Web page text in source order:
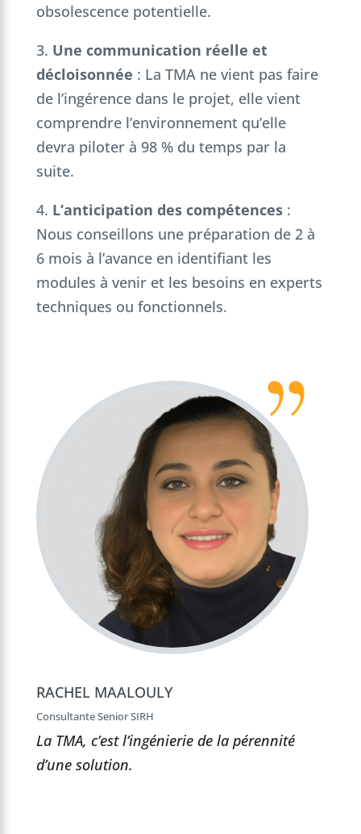
obsolescence potentielle.
3. Une communication réelle et
décloisonnée : La TMA ne vient pas faire
de l’ingérence dans le projet, elle vient
comprendre l’environnement qu’elle
devra piloter à 98 % du temps par la
suite.
4. L’anticipation des compétences:
Nous conseillons une préparation de 2 à
6 mois à l’avance en identifiant les
modules à venir et les besoins en experts
techniques ou fonctionnels.
RACHEL MAALOULY
Consultante Senior SIRH
La TMA, c’est l’ingénierie de la pérennité
d’une solution.